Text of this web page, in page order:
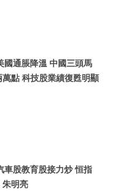
國通脹降溫 中國三頭馬
點 科技股業績復甦明顯
車股教育股接力炒 恒指
朱明亮